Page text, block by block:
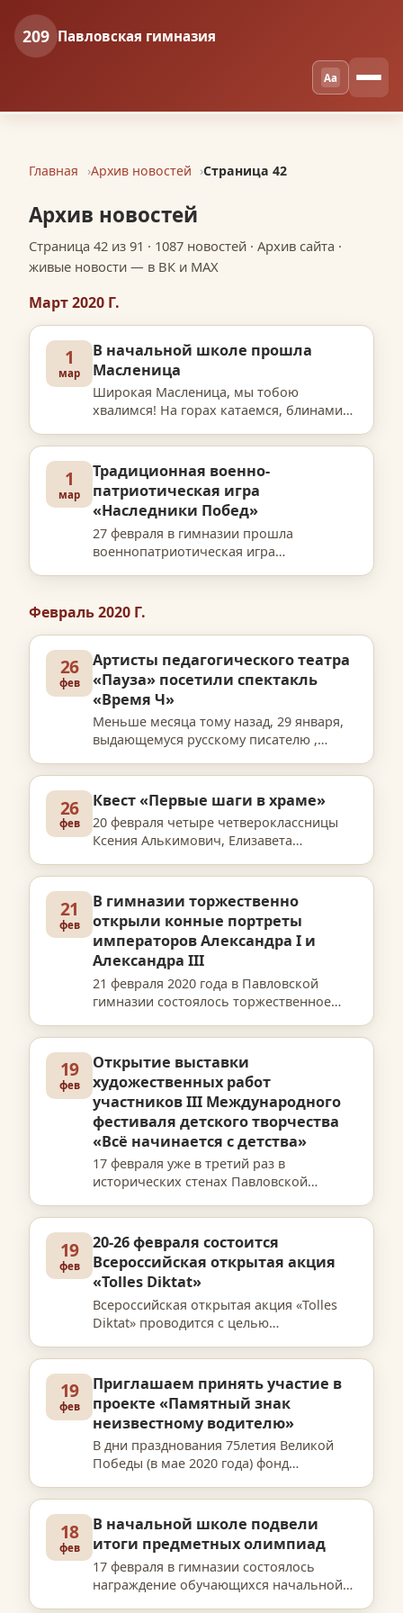
209 Павловская гимназия
Aa
Главная Архив новостей Страница 42
Архив новостей
Страница 42 из 91 · 1087 новостей · Архив сайта ·
живые новости — в ВК и MAX
Март 2020 Г.
1
мар
В начальной школе прошла
Масленица
Широкая Масленица, мы тобою
хвалимся! На горах катаемся, блинами
и дело», первичного отделения
Российского Движения Школьников,
Коллегия добрых дел 3Б класса провел…
1
мар
Традиционная военно-
патриотическая игра
«Наследники Побед»
27 февраля в гимназии прошла
военнопатриотическая игра
состав судейской коллегии вошли
директор гимназии Д.Г. Ефимов,
заместитель…
Февраль 2020 Г.
26
фев
Артисты педагогического театра
«Пауза» посетили спектакль
«Время Ч»
Меньше месяца тому назад, 29 января,
выдающемуся русскому писателю ,
литературы, врачу по профессии Антону
Павловичу Чехову исполнилось 160 лет.
В связи с этим …
26
фев
Квест «Первые шаги в храме»
20 февраля четыре четвероклассницы
Ксения Алькимович, Елизавета
Анцырева приняли участие в районном
духовнопросветительском квесте
«Первые шаги в храме», который о…
21
фев
В гимназии торжественно
открыли конные портреты
императоров Александра I и
Александра III
21 февраля 2020 года в Павловской
гимназии состоялось торжественное
императоров Александра I и Александра
III, созданных художницей Еленой
Владимировной Петрусенко.
Мероприя…
19
фев
Открытие выставки
художественных работ
участников III Международного
фестиваля детского творчества
«Всё начинается с детства»
17 февраля уже в третий раз в
исторических стенах Павловской
юных художников – участников III
Международного фестиваля детского
творчества, организованного Фондом
Ал…
19
фев
20-26 февраля состоится
Всероссийская открытая акция
«Tolles Diktat»
Всероссийская открытая акция «Tolles
Diktat» проводится с целью
развития культуры грамотного письма
на немецком языке. Акция приурочена к
Международному Дню родного яз…
19
фев
Приглашаем принять участие в
проекте «Памятный знак
неизвестному водителю»
В дни празднования 75летия Великой
Победы (в мае 2020 года) фонд
планирует изготовить памятный знак
«Неизвестному водителю» и открыть его
на территории музея «Кобон…
18
фев
В начальной школе подвели
итоги предметных олимпиад
17 февраля в гимназии состоялось
награждение обучающихся начальной